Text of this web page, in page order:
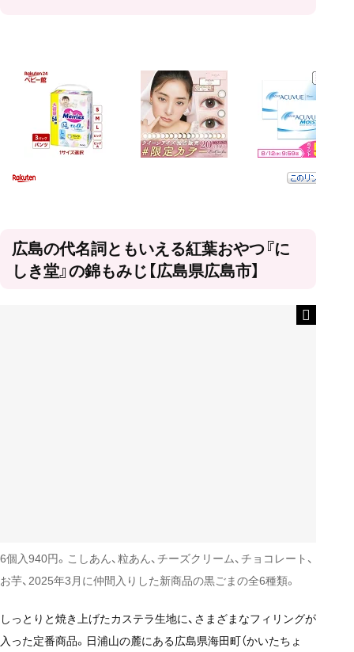
広島の代名詞ともいえる紅葉おやつ『に
しき堂』の錦もみじ【広島県広島市】
6個入940円。こしあん、粒あん、チーズクリーム、チョコレート、
お芋、2025年3月に仲間入りした新商品の黒ごまの全6種類。
しっとりと焼き上げたカステラ生地に、さまざまなフィリングが
入った定番商品。日浦山の麓にある広島県海田町（かいたちょ